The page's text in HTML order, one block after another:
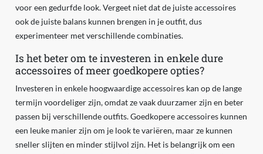
voor een gedurfde look. Vergeet niet dat de juiste accessoires
ook de juiste balans kunnen brengen in je outfit, dus
experimenteer met verschillende combinaties.
Is het beter om te investeren in enkele dure
accessoires of meer goedkopere opties?
Investeren in enkele hoogwaardige accessoires kan op de lange
termijn voordeliger zijn, omdat ze vaak duurzamer zijn en beter
passen bij verschillende outfits. Goedkopere accessoires kunnen
een leuke manier zijn om je look te variëren, maar ze kunnen
sneller slijten en minder stijlvol zijn. Het is belangrijk om een